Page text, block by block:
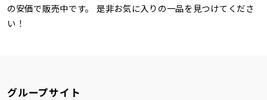
の安価で販売中です。 是非お気に入りの一品を見つけてくださ
い！
グループサイト